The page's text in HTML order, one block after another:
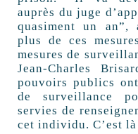
auprès du juge
quasiment un an”,
plus de ces
mesures de
Jean-Charles
pouvoirs publics
de surveillance
servies de
cet individu. C’est là